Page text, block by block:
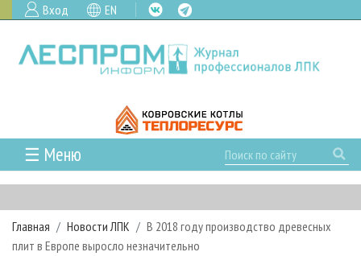
Вход EN
☰ Меню
ГЛАВНАЯ
РУБРИКИ И ТЕМЫ
РУБРИКИ ЖУРНАЛА
НОВОСТИ
Главная Новости ЛПК
В 2018 году производство древесных
плит в Европе выросло незначительно